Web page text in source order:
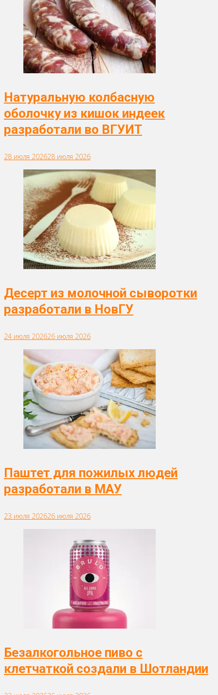
Натуральную колбасную
оболочку из кишок индеек
разработали во ВГУИТ
28 июля 202628 июля 2026
Десерт из молочной сыворотки
разработали в НовГУ
24 июля 202626 июля 2026
Паштет для пожилых людей
разработали в МАУ
23 июля 202626 июля 2026
Безалкогольное пиво с
клетчаткой создали в Шотландии